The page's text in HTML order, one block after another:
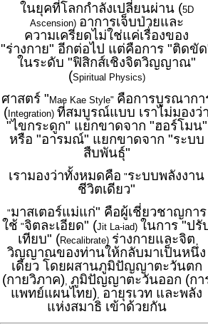
ในยุคที่โลกกำลังเปลี่ยนผ่าน (5D
Ascension) อาการเจ็บป่วยและ
ความเครียดไม่ใช่แค่เรื่องของ
"ร่างกาย" อีกต่อไป แต่คือการ "ติดขั
ในระดับ "ฟิสิกส์เชิงจิตวิญญาณ"
(Spiritual Physics)
ศาสตร์ " Mae Kae Style" คือการบูรณากา
( Integration)ที่สมบูรณ์แบบ เราไม่มองว่า
"ไขกระดูก" แยกขาดจาก "ฮอร์โมน"
หรือ "อารมณ์" แยกขาดจาก "ระบบ
สืบพันธุ์"
เรามองว่าทั้งหมดคือ "ระบบพลังงาน
ชีวิตเดียว"
"มาสเตอร์แม่แก่" คือผู้เชี่ยวชาญการ
ใช้ "จิตละเอียด" (Jit La-iad) ในการ "ปรั
เทียบ" (Recalibrate) ร่างกายและจิต
วิญญาณของท่านให้กลับมาเป็นหนึ่ง
เดียว โดยผสานภูมิปัญญาตะวันตก
(กายวิภาค), ภูมิปัญญาตะวันออก (กา
แพทย์แผนไทย), อายุรเวท และพลัง
แห่งสมาธิ เข้าด้วยกัน